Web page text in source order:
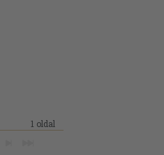
1 oldal